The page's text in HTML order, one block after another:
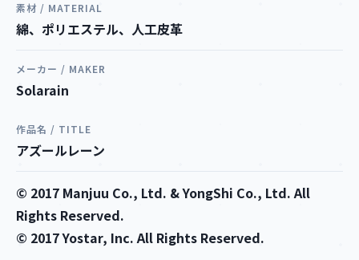
素材 / MATERIAL
綿、ポリエステル、人工皮革
メーカー / MAKER
Solarain
作品名 / TITLE
アズールレーン
© 2017 Manjuu Co., Ltd. & YongShi Co., Ltd. All
Rights Reserved.
© 2017 Yostar, Inc. All Rights Reserved.